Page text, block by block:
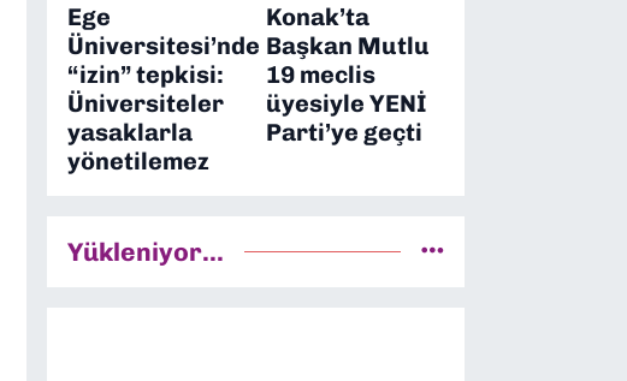
Ege
Üniversitesi’nde
“izin” tepkisi:
Üniversiteler
yasaklarla
yönetilemez
Konak’ta
Başkan Mutlu
19 meclis
üyesiyle YENİ
Parti’ye geçti
Yükleniyor...